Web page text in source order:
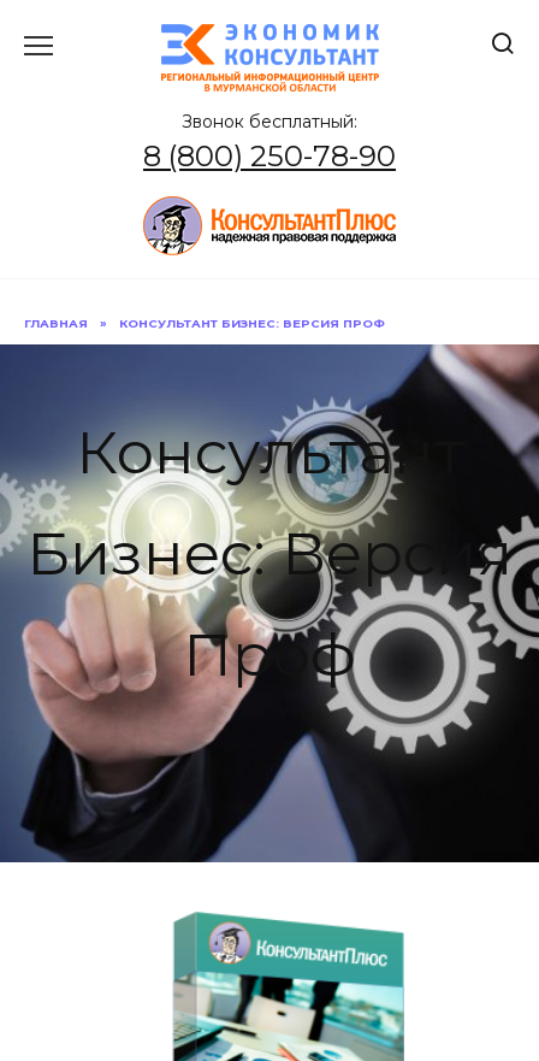
содержанию
Звонок бесплатный:
8 (800) 250-78-90
ГЛАВНАЯ » КОНСУЛЬТАНТ БИЗНЕС: ВЕРСИЯ ПРОФ
Консультант
Бизнес: Версия
Проф